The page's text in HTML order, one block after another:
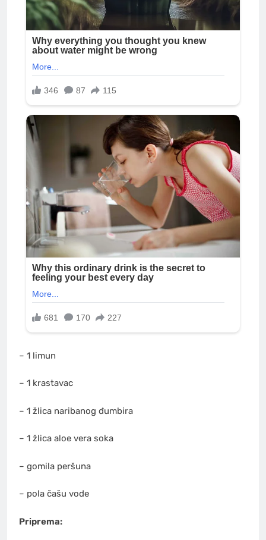
– 1 limun
– 1 krastavac
– 1 žlica naribanog đumbira
– 1 žlica aloe vera soka
– gomila peršuna
– pola čašu vode
Priprema: